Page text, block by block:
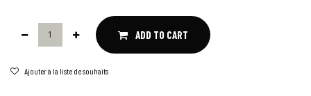
ADD TO CART
Ajouter à la liste de souhaits